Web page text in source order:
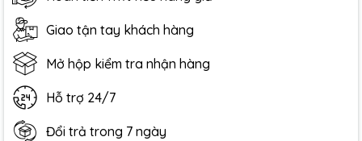
Giao tận tay khách hàng
Mở hộp kiểm tra nhận hàng
Hỗ trợ 24/7
Đổi trả trong 7 ngày